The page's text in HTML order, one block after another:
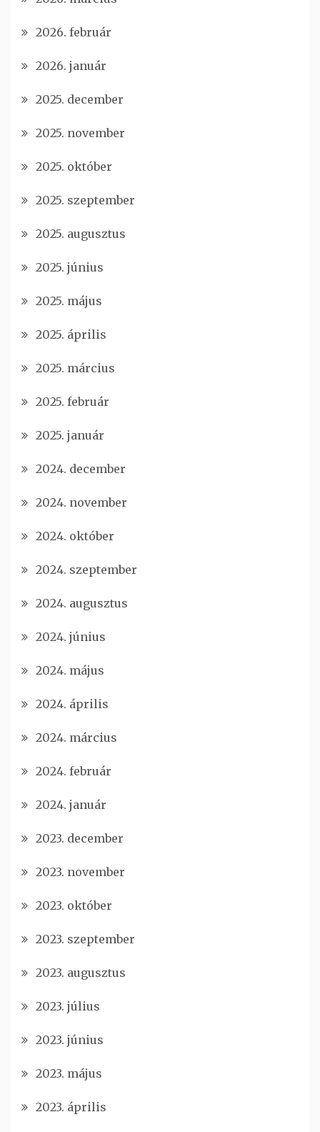
2026. február
2026. január
2025. december
2025. november
2025. október
2025. szeptember
2025. augusztus
2025. június
2025. május
2025. április
2025. március
2025. február
2025. január
2024. december
2024. november
2024. október
2024. szeptember
2024. augusztus
2024. június
2024. május
2024. április
2024. március
2024. február
2024. január
2023. december
2023. november
2023. október
2023. szeptember
2023. augusztus
2023. július
2023. június
2023. május
2023. április